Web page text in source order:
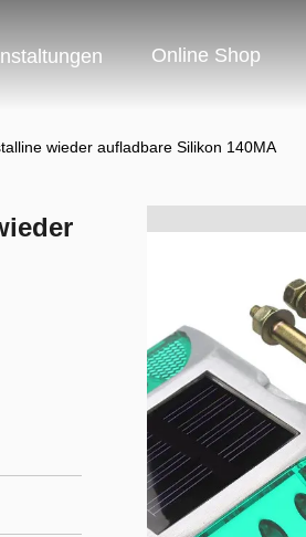
Online Shop
wieder aufladbare Silikon 140MA